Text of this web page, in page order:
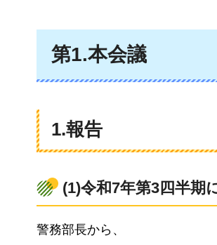
第1.本会議
1.報告
(1)令和7年第3四半期
警務部長から、